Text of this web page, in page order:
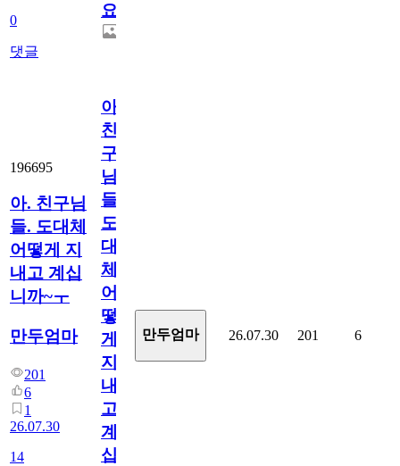
0
댓글
요.
196695
아. 친구님
들. 도대체
어떻게 지
내고 계십
니까~ㅜ
만두엄마
201
6
1
26.07.30
14
아.
친
구
님
들.
도
대
체
어
떻
게
지
내
고
계
십
만두엄마 26.07.30 201 6